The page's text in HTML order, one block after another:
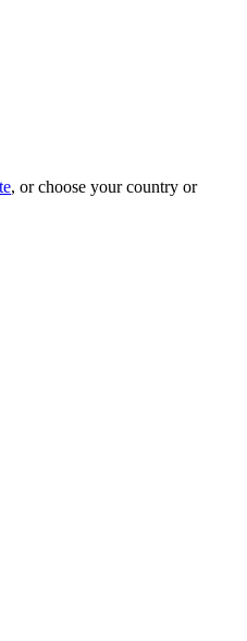
, or choose your country or